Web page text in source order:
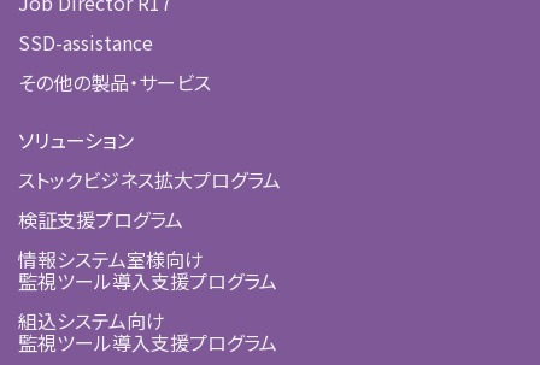
SSD-assistance
その他の製品・サービス
ソリューション
ストックビジネス拡大プログラム
検証支援プログラム
情報システム室様向け
監視ツール導入支援プログラム
組込システム向け
監視ツール導入支援プログラム